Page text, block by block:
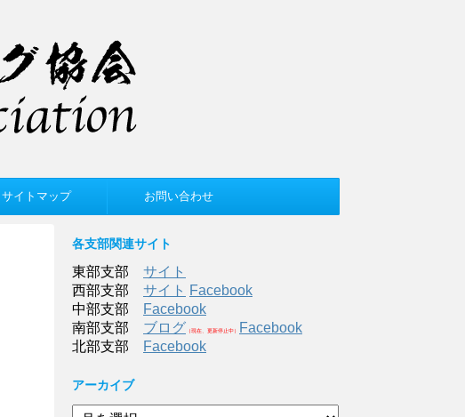
サイトマップ お問い合わせ
各支部関連サイト
東部支部 サイト
西部支部 サイト Facebook
中部支部
Facebook
南部支部 ブログ （現在、更新停止中）
Facebook
北部支部
Facebook
アーカイブ
ア